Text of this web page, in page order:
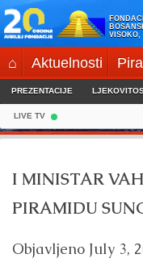
Skip
to
content
VISOKO,
⌂ Aktuelnosti
PREZENTACIJE
LIVE TV
I MINISTAR
PIRAMIDU
Objavljeno July 3,